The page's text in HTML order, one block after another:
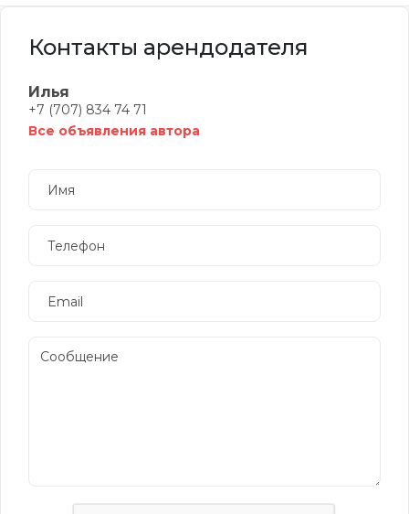
Контакты арендодателя
Илья
+7 (707) 834 74 71
Все объявления автора